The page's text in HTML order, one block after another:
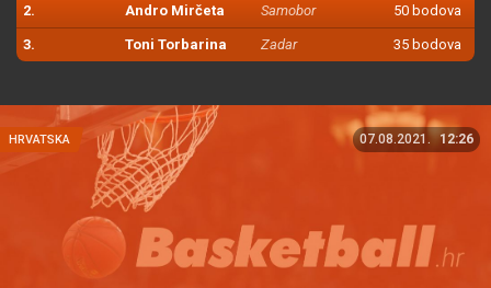
2. Andro Mirčeta Samobor 50 bodova
3. Toni Torbarina Zadar 35 bodova
HRVATSKA 07.08.2021. 12:26